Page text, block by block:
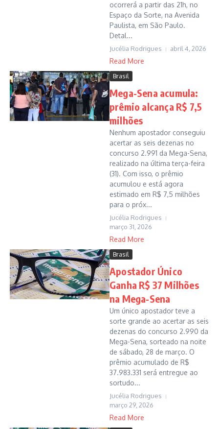
ocorrerá a partir das 21h, no
Espaço da Sorte, na Avenida
Paulista, em São Paulo.
Detal...
Jucélia Rodrigues abril 4, 2026
Read More
Brasil
Mega-Sena acumula:
prêmio alcança R$ 7,5
milhões
Nenhum apostador conseguiu
acertar as seis dezenas no
concurso 2.991 da Mega-Sena,
realizado na última terça-feira
(31). Com isso, o prêmio
acumulou e está agora
estimado em R$ 7,5 milhões
para o próx...
Jucélia Rodrigues
março 31, 2026
Read More
Brasil
Apostador Único
Ganha R$ 37 Milhões
na Mega-Sena
Um único apostador teve a
sorte grande ao acertar as seis
dezenas do concurso 2.990 da
Mega-Sena, sorteado na noite
de sábado, 28 de março. O
prêmio acumulado de R$
37.983.331 será entregue ao
sortudo...
Jucélia Rodrigues
março 29, 2026
Read More